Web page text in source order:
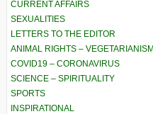
CURRENT AFFAIRS
SEXUALITIES
LETTERS TO THE EDITOR
ANIMAL RIGHTS – VEGETARIANISM
COVID19 – CORONAVIRUS
SCIENCE – SPIRITUALITY
SPORTS
INSPIRATIONAL